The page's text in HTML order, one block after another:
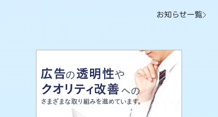
お知らせ一覧